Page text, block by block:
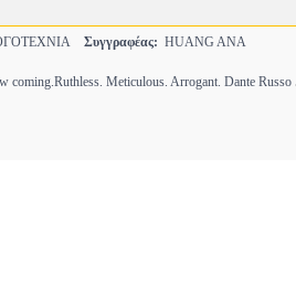
Συγγραφέας: HUANG ANA
coming.Ruthless. Meticulous. Arrogant. Dante Russo